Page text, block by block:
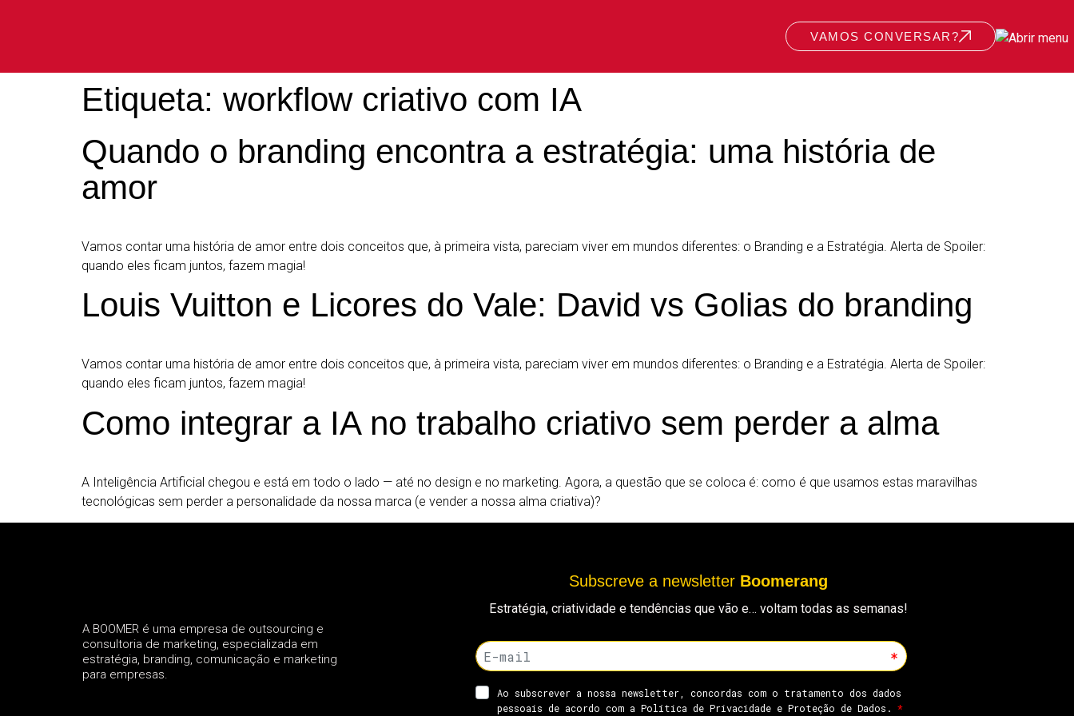
VAMOS CONVERSAR?
Etiqueta: workflow criativo com IA
Quando o branding encontra a estratégia: uma história de
amor
Vamos contar uma história de amor entre dois conceitos que, à primeira vista, pareciam viver em mundos diferentes: o Branding e a Estratégia. Alerta de Spoiler:
quando eles ficam juntos, fazem magia!
Louis Vuitton e Licores do Vale: David vs Golias do branding
Vamos contar uma história de amor entre dois conceitos que, à primeira vista, pareciam viver em mundos diferentes: o Branding e a Estratégia. Alerta de Spoiler:
quando eles ficam juntos, fazem magia!
Como integrar a IA no trabalho criativo sem perder a alma
A Inteligência Artificial chegou e está em todo o lado — até no design e no marketing. Agora, a questão que se coloca é: como é que usamos estas maravilhas
tecnológicas sem perder a personalidade da nossa marca (e vender a nossa alma criativa)?
A BOOMER é uma empresa de outsourcing e
consultoria de marketing, especializada em
estratégia, branding, comunicação e marketing
para empresas.
Subscreve a newsletter Boomerang
Estratégia, criatividade e tendências que vão e… voltam todas as semanas!